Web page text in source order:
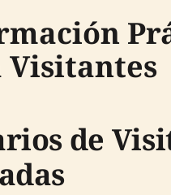
Visitantes
de